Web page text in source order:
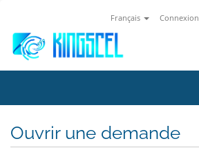
Français Connexion
Ouvrir une demande